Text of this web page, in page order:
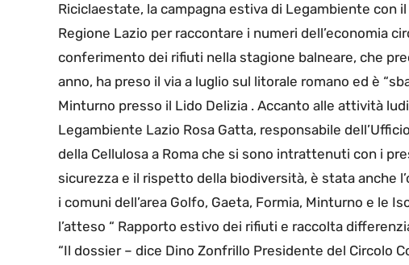
Riciclaestate, la campagna estiva di Legambiente con
Regione Lazio per raccontare i numeri dell’economia
conferimento dei rifiuti nella stagione balneare, che
anno, ha preso il via a luglio sul litorale romano ed è
Minturno presso il Lido Delizia . Accanto alle attività
Legambiente Lazio Rosa Gatta, responsabile
della Cellulosa a Roma che si sono intrattenuti con i
sicurezza e il rispetto della biodiversità, è stata anche
i comuni dell’area Golfo, Gaeta, Formia, Minturno e le
l’atteso “ Rapporto estivo dei rifiuti e raccolta
“Il dossier – dice Dino Zonfrillo Presidente del Circolo